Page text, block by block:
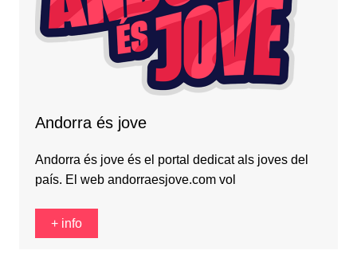
Andorra és jove
Andorra és jove és el portal dedicat als joves del
país. El web andorraesjove.com vol
+ info